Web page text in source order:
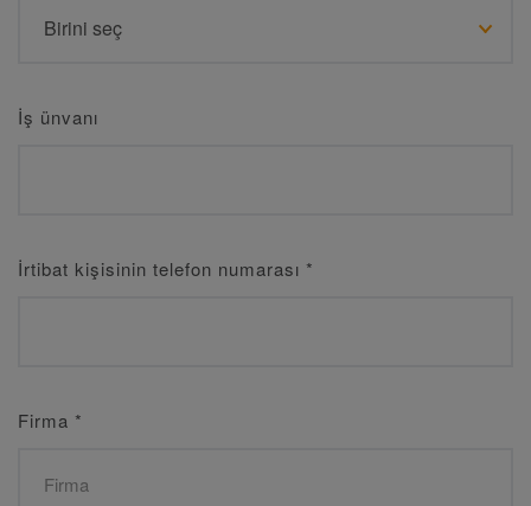
İş ünvanı
İrtibat kişisinin telefon numarası *
Firma *